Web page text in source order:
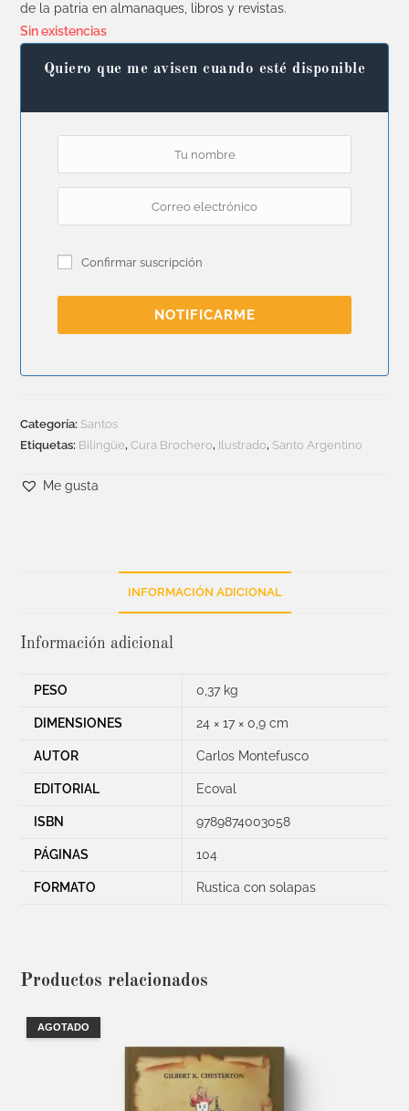
de la patria en almanaques, libros y revistas.
Sin existencias
Quiero que me avisen cuando esté disponible
Confirmar suscripción
NOTIFICARME
Categoría:Santos
Etiquetas: Bilingüe,Cura Brochero, Ilustrado,Santo Argentino
Me gusta
INFORMACIÓN ADICIONAL
Información adicional
PESO 0,37 kg
DIMENSIONES 24 × 17 × 0,9 cm
AUTOR Carlos Montefusco
EDITORIAL Ecoval
ISBN 9789874003058
PÁGINAS 104
FORMATO Rustica con solapas
Productos relacionados
AGOTADO